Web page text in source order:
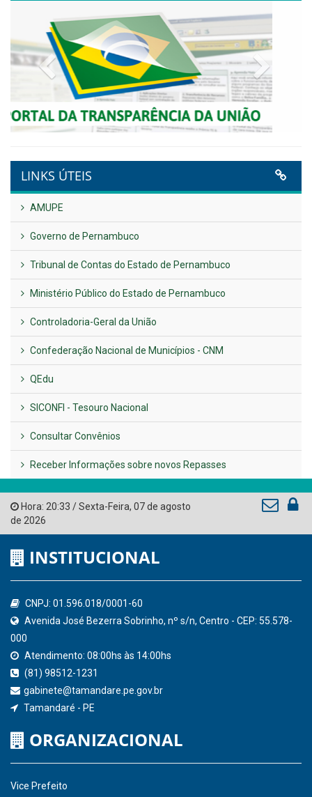
NOTA DE PESAR E LUTO OFICIAL
Publicado em: 9 de junho de 2026
Plano Diretor – 2026
Publicado em: 14 de maio de 2026
VER TODAS NOTÍCIAS
UTILIDADE PÚBLICA
Previous
LINKS ÚTEIS
AMUPE
Governo de Pernambuco
Tribunal de Contas do Estado de Pernambuco
Ministério Público do Estado de Pernambuco
Controladoria-Geral da União
Confederação Nacional de Municípios - CNM
QEdu
Consultar Convênios
Receber Informações sobre novos Repasses
Hora:20:33/ Sexta-Feira,07 de agosto
de 2026
INSTITUCIONAL